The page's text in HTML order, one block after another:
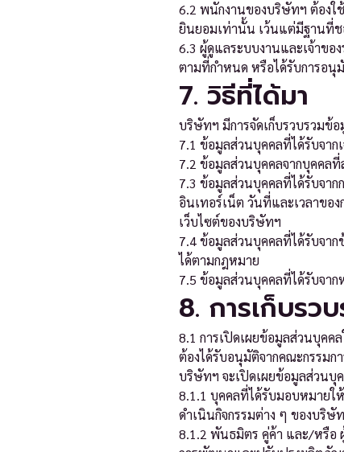
6.2 พนักงานของบริษัทฯ ต้องใ
ยินยอมเท่านั้น เว้นแต่มีฐานที่ช
6.3 ผู้ดูแลระบบงานและเจ้าข
ตามที่กำหนด หรือได้รับการอนุ
7. วิธีที่ได้มา
บริษัทฯ มีการจัดเก็บรวบรวมข้
7.1 ข้อมูลส่วนบุคคลที่ได้รับจาก
7.2 ข้อมูลส่วนบุคคลจากบุคคล
7.3 ข้อมูลส่วนบุคคลที่ได้รับจาก
อินเทอร์เน็ต วันที่และเวลาขอ
เว็บไซต์ของบริษัทฯ
7.4 ข้อมูลส่วนบุคคลที่ได้รับจาก
ได้ตามกฎหมาย
7.5 ข้อมูลส่วนบุคคลที่ได้รับจา
8. การเก็บรว
8.1 การเปิดเผยข้อมูลส่วนบุค
ต้องได้รับอนุมัติจากคณะกรรมก
บริษัทฯ จะเปิดเผยข้อมูลส่วนบุ
8.1.1 บุคคลที่ได้รับมอบหมายใ
ดำเนินกิจกรรมต่าง ๆ ของบริษั
8.1.2 พันธมิตร คู่ค้า และ/หรือ